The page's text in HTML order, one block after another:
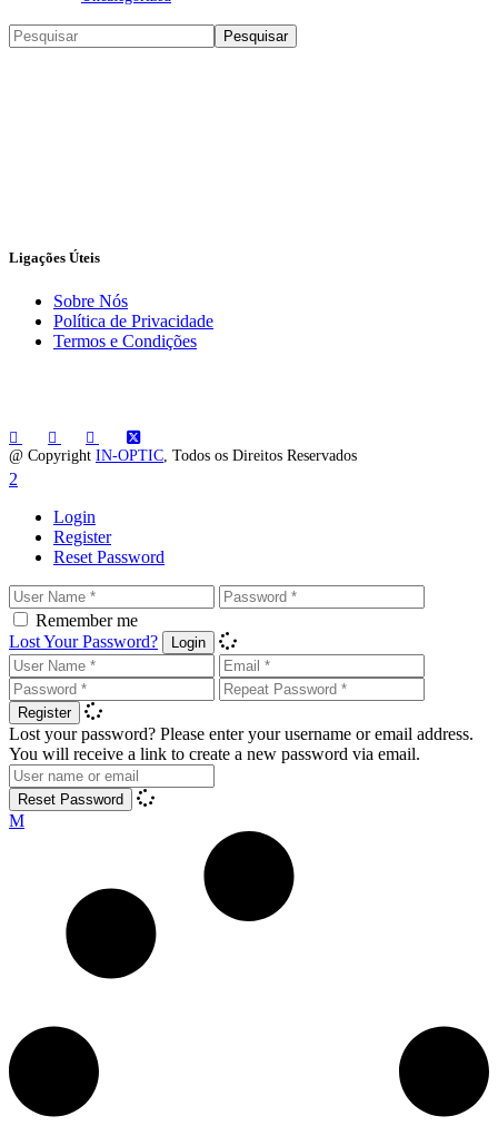
Search Pesquisar
Ligações Úteis
Sobre Nós
Política de Privacidade
Termos e Condições
@ Copyright IN-OPTIC, Todos os Direitos Reservados
Login
Register
Reset Password
Remember me
Lost Your Password?
Login
Register
Lost your password? Please enter your username or email address.
You will receive a link to create a new password via email.
Reset Password